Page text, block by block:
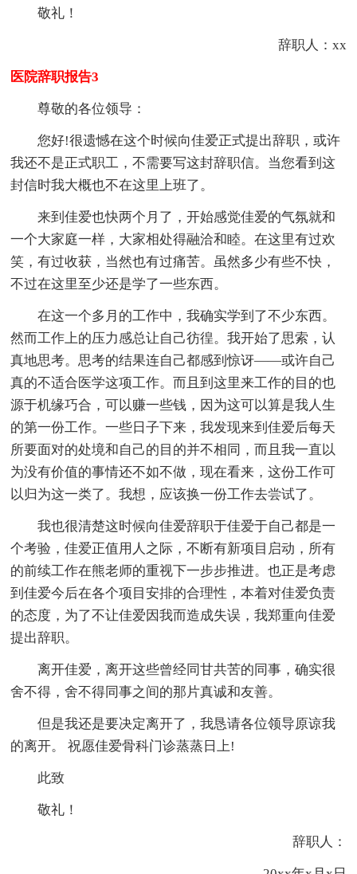
敬礼！
辞职人：xx
医院辞职报告3
尊敬的各位领导：
您好!很遗憾在这个时候向佳爱正式提出辞职，或许
我还不是正式职工，不需要写这封辞职信。当您看到这
封信时我大概也不在这里上班了。
来到佳爱也快两个月了，开始感觉佳爱的气氛就和
一个大家庭一样，大家相处得融洽和睦。在这里有过欢
笑，有过收获，当然也有过痛苦。虽然多少有些不快，
不过在这里至少还是学了一些东西。
在这一个多月的工作中，我确实学到了不少东西。
然而工作上的压力感总让自己彷徨。我开始了思索，认
真地思考。思考的结果连自己都感到惊讶——或许自己
真的不适合医学这项工作。而且到这里来工作的目的也
源于机缘巧合，可以赚一些钱，因为这可以算是我人生
的第一份工作。一些日子下来，我发现来到佳爱后每天
所要面对的处境和自己的目的并不相同，而且我一直以
为没有价值的事情还不如不做，现在看来，这份工作可
以归为这一类了。我想，应该换一份工作去尝试了。
我也很清楚这时候向佳爱辞职于佳爱于自己都是一
个考验，佳爱正值用人之际，不断有新项目启动，所有
的前续工作在熊老师的重视下一步步推进。也正是考虑
到佳爱今后在各个项目安排的合理性，本着对佳爱负责
的态度，为了不让佳爱因我而造成失误，我郑重向佳爱
提出辞职。
离开佳爱，离开这些曾经同甘共苦的同事，确实很
舍不得，舍不得同事之间的那片真诚和友善。
但是我还是要决定离开了，我恳请各位领导原谅我
的离开。 祝愿佳爱骨科门诊蒸蒸日上!
此致
敬礼！
辞职人：